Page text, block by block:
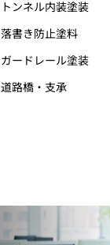
トンネル内装塗装
落書き防止塗料
ガードレール塗装
道路橋・支承